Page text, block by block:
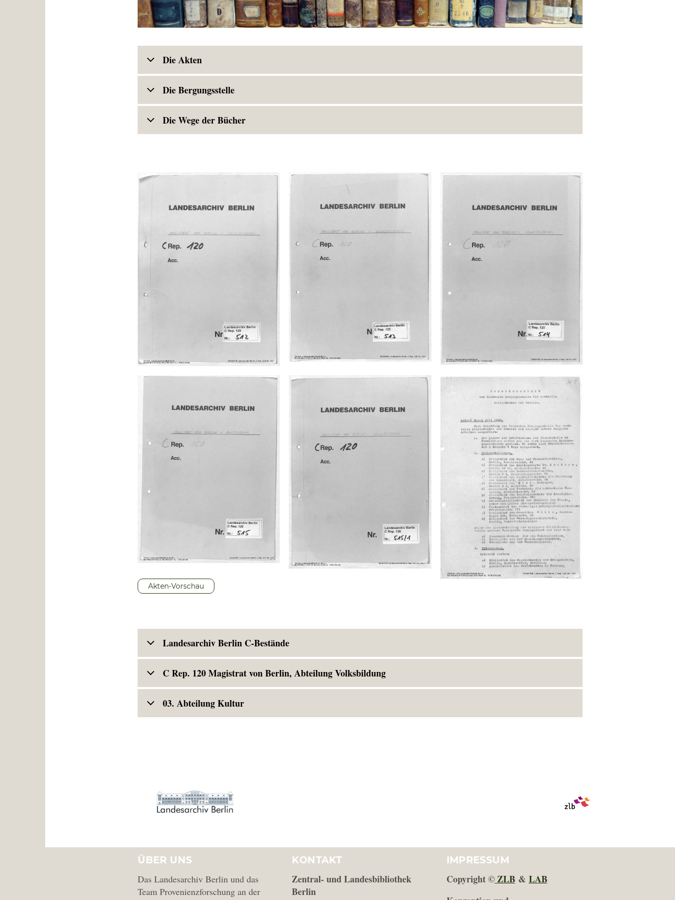
Die Akten
Die Bergungsstelle
Die Wege der Bücher
Akten-Vorschau
Landesarchiv Berlin C-Bestände
C Rep. 120 Magistrat von Berlin, Abteilung Volksbildung
03. Abteilung Kultur
ÜBER UNS
Das Landesarchiv Berlin und das
Team Provenienzforschung an der
KONTAKT
Zentral- und Landesbibliothek
Berlin
IMPRESSUM
Copyright ©ZLB & LAB